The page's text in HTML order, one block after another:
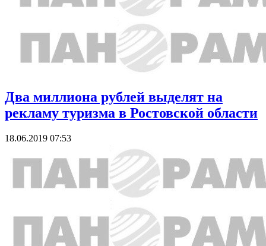
Два миллиона рублей выделят на
рекламу туризма в Ростовской области
18.06.2019 07:53